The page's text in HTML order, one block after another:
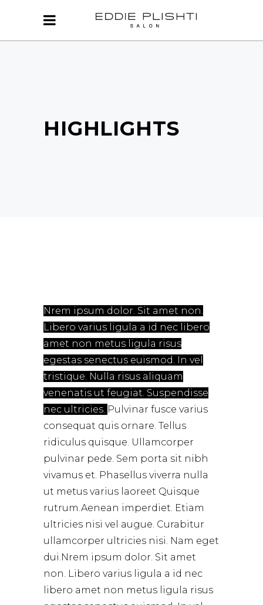
HIGHLIGHTS
Nrem ipsum dolor. Sit amet non.
Libero varius ligula a id nec libero
amet non metus ligula risus
egestas senectus euismod. In vel
tristique. Nulla risus aliquam
venenatis ut feugiat. Suspendisse
nec ultricies. Pulvinar fusce varius
consequat quis ornare. Tellus
ridiculus quisque. Ullamcorper
pulvinar pede. Sem porta sit nibh
vivamus et. Phasellus viverra nulla
ut metus varius laoreet Quisque
rutrum.Aenean imperdiet. Etiam
ultricies nisi vel augue. Curabitur
ullamcorper ultricies nisi. Nam eget
dui.Nrem ipsum dolor. Sit amet
non. Libero varius ligula a id nec
libero amet non metus ligula risus